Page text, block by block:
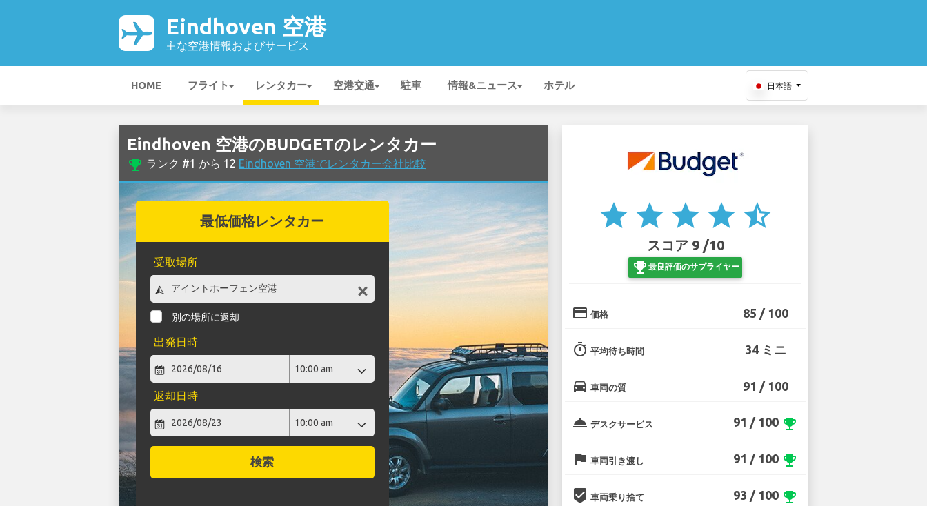
Eindhoven 空港
主な空港情報およびサービス
HOME フライト レンタカー 空港交通 駐車 情報&ニュース ホテル 日本語
Eindhoven 空港のBUDGETのレンタカー
emoji_events ランク #1 から 12 Eindhoven 空港でレンタカー会社比較
最低価格レンタカー
受取場所
別の場所に返却
出発日時
返却日時
検索
star star star star star_half
スコア 9 /10
emoji_events 最良評価のサプライヤー
credit_card 価格 85 / 100
timer 平均待ち時間 34 ミニ
directions_car 車両の質 91 / 100
room_service デスクサービス 91 / 100 emoji_events
flag 車両引き渡し 91 / 100 emoji_events
beenhere 車両乗り捨て 93 / 100 emoji_events